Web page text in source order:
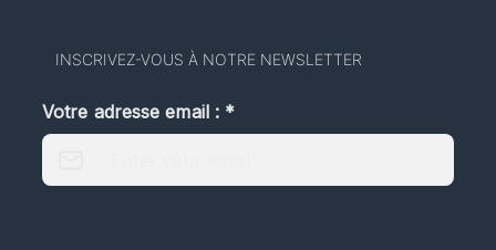
INSCRIVEZ-VOUS À NOTRE NEWSLETTER